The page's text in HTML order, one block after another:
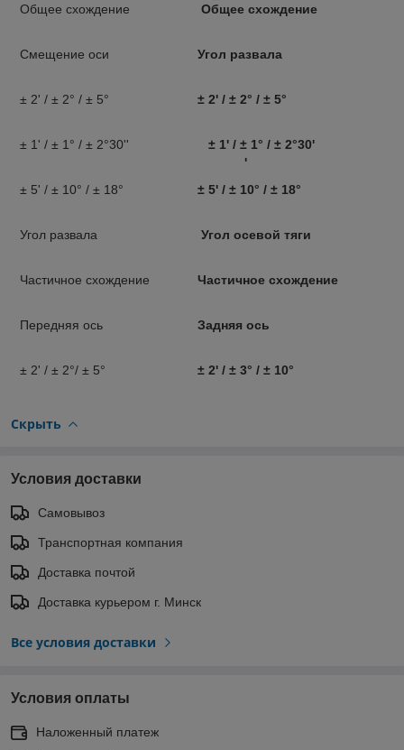
Общее схождение Общее схождение
Смещение оси Угол развала
± 2' / ± 2° / ± 5° ± 2' / ± 2° / ± 5°
± 1' / ± 1° / ± 2°30''
± 1' / ± 1° / ± 2°30'
'
± 5' / ± 10° / ± 18°
± 5' / ± 10° / ± 18°
Угол развала Угол осевой тяги
Частичное схождение Частичное схождение
Передняя ось Задняя ось
± 2' / ± 2°/ ± 5° ± 2' / ± 3° / ± 10°
Скрыть
Условия доставки
Самовывоз
Транспортная компания
Доставка почтой
Доставка курьером г. Минск
Все условия доставки
Условия оплаты
Наложенный платеж